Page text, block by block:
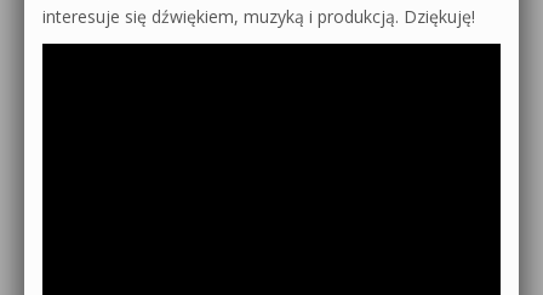
Wyszukiwanie
interesuje się dźwiękiem, muzyką i produkcją. Dziękuję!